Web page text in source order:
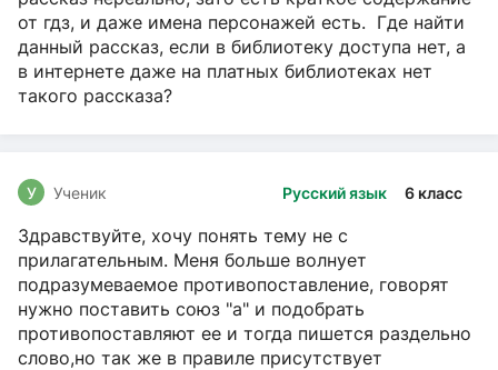
от гдз, и даже имена персонажей есть. Где найти
данный рассказ, если в библиотеку доступа нет, а
в интернете даже на платных библиотеках нет
такого рассказа?
Русский язык 6 класс
У Ученик
Здравствуйте, хочу понять тему не с
прилагательным. Меня больше волнует
подразумеваемое противопоставление, говорят
нужно поставить союз "а" и подобрать
противопоставляют ее и тогда пишется раздельно
слово,но так же в правиле присутствует